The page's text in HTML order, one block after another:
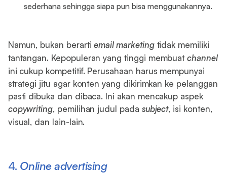
sederhana sehingga siapa pun bisa menggunakannya.
Namun, bukan berartiemail marketingtidak memiliki
tantangan. Kepopuleran yang tinggi membuatchannel
ini cukup kompetitif. Perusahaan harus mempunyai
strategi jitu agar konten yang dikirimkan ke pelanggan
pasti dibuka dan dibaca. Ini akan mencakup aspek
copywriting, pemilihan judul pada subject, isi konten,
visual, dan lain-lain.
4. Online advertising